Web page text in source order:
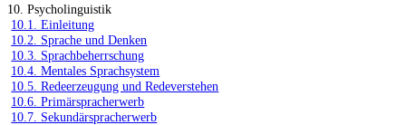
10. Psycholinguistik
10.1. Einleitung
10.2. Sprache und Denken
10.3. Sprachbeherrschung
10.4. Mentales Sprachsystem
10.5. Redeerzeugung und Redeverstehen
10.6. Primärspracherwerb
10.7. Sekundärspracherwerb